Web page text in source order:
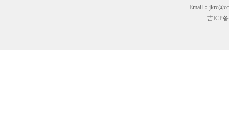
Email：
吉ICP